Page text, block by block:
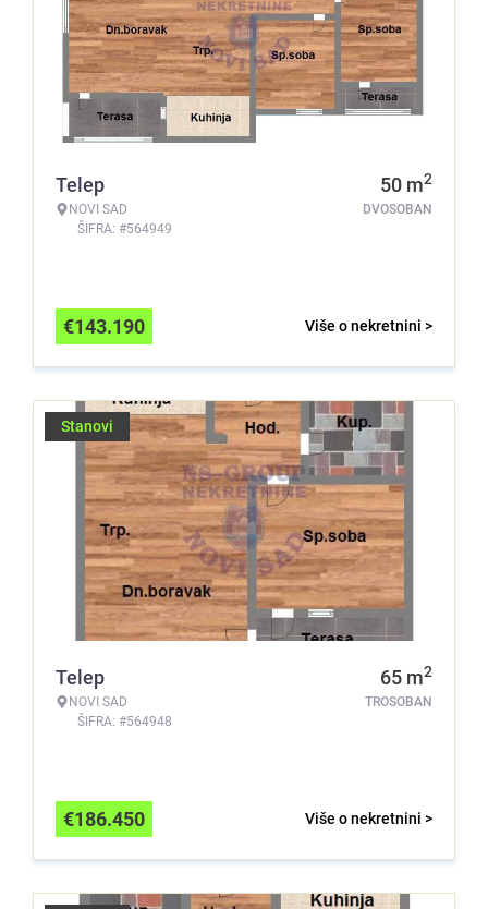
Telep
NOVI SAD
ŠIFRA: #564949
50 m2
DVOSOBAN
Više o nekretnini >
€143.190
Stanovi
Telep
NOVI SAD
ŠIFRA: #564948
65 m2
TROSOBAN
Više o nekretnini >
€186.450